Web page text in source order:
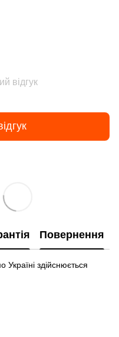
відгук
Повернення
Україні здійснюється